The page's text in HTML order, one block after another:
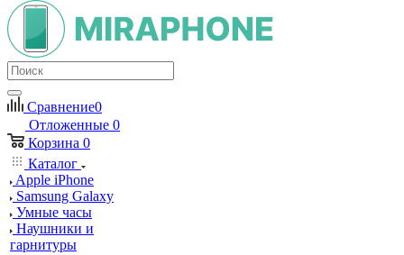
Сравнение0
Отложенные 0
Корзина 0
Каталог
Apple iPhone
Samsung Galaxy
Умные часы
Наушники и
гарнитуры